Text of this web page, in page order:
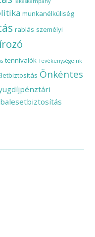
munkanélküliség
rablás személyi
tennivalók Tevékenységeink
Önkéntes